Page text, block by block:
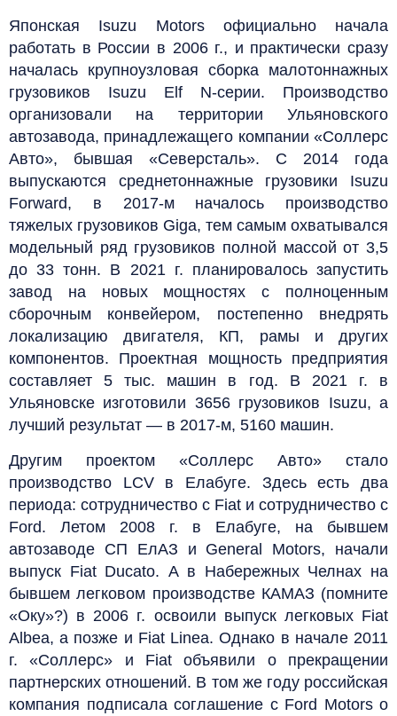
Японская Isuzu Motors официально начала
работать в России в 2006 г., и практически сразу
началась крупноузловая сборка малотоннажных
грузовиков Isuzu Elf N-серии. Производство
организовали на территории Ульяновского
автозавода, принадлежащего компании «Соллерс
Авто», бывшая «Северсталь». С 2014 года
выпускаются среднетоннажные грузовики Isuzu
Forward, в 2017‑м началось производство
тяжелых грузовиков Giga, тем самым охватывался
модельный ряд грузовиков полной массой от 3,5
до 33 тонн. В 2021 г. планировалось запустить
завод на новых мощностях с полноценным
сборочным конвейером, постепенно внедрять
локализацию двигателя, КП, рамы и других
компонентов. Проектная мощность предприятия
составляет 5 тыс. машин в год. В 2021 г. в
Ульяновске изготовили 3656 грузовиков Isuzu, а
лучший результат — в 2017‑м, 5160 машин.
Другим проектом «Соллерс Авто» стало
производство LCV в Елабуге. Здесь есть два
периода: сотрудничество с Fiat и сотрудничество с
Ford. Летом 2008 г. в Елабуге, на бывшем
автозаводе СП ЕлАЗ и General Motors, начали
выпуск Fiat Ducato. А в Набережных Челнах на
бывшем легковом производстве КАМАЗ (помните
«Оку»?) в 2006 г. освоили выпуск легковых Fiat
Аlbea, а позже и Fiat Linea. Однако в начале 2011
г. «Соллерс» и Fiat объявили о прекращении
партнерских отношений. В том же году российская
компания подписала соглашение с Ford Motors о